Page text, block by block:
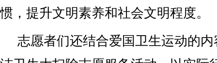
惯，提升文明素养和社会文明程度。
志愿者们还结合爱国卫生运动的